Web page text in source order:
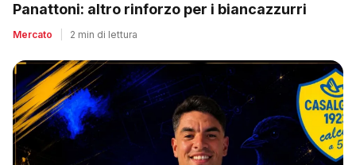
Panattoni: altro rinforzo per i biancazzurri
Mercato 2 min di lettura